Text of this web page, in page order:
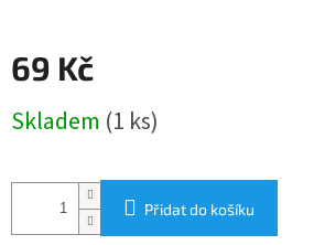
69 Kč
cena:
Skladem (1 ks)
Přidat do košíku